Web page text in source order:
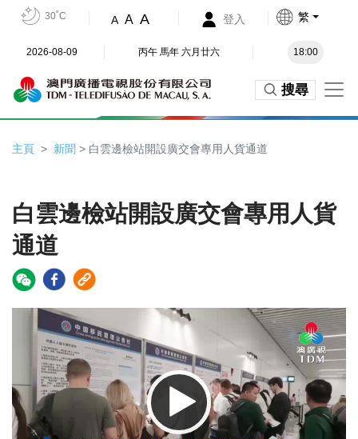
30˚C A A A 登入 繁
2026-08-09 丙午 馬年 六月廿六 18:00
搜尋
主頁 新聞 > 白雲邊檢站開設廣交會專用人貨通道
白雲邊檢站開設廣交會專用人貨
通道